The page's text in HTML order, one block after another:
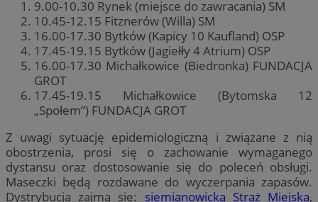
9.00-10.30 Rynek (miejsce do zawracania) SM
10.45-12.15 Fitznerów (Willa) SM
16.00-17.30 Bytków (Kapicy 10 Kaufland) OSP
17.45-19.15 Bytków (Jagiełły 4 Atrium) OSP
16.00-17.30 Michałkowice (Biedronka) FUNDACJA
GROT
17.45-19.15 Michałkowice (Bytomska 12
„Społem”) FUNDACJA GROT
Z uwagi sytuację epidemiologiczną i związane z nią
obostrzenia, prosi się o zachowanie wymaganego
dystansu oraz dostosowanie się do poleceń obsługi.
Maseczki będą rozdawane do wyczerpania zapasów.
Dystrybucją zajmą się: siemianowicka Straż Miejska,